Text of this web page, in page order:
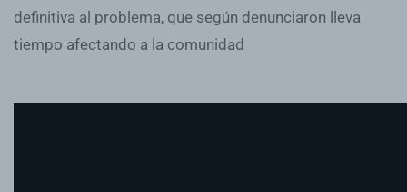
definitiva al problema, que según denunciaron lleva
tiempo afectando a la comunidad